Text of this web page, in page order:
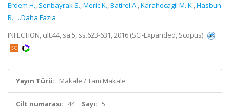
Erdem H., Senbayrak S.,Meric K.,Batirel A.,Karahocagil M. K.,Hasbun
R., ...Daha Fazla
INFECTION, cilt.44, sa.5, ss.623-631, 2016 (SCI-Expanded, Scopus)
Yayın Türü: Makale / Tam Makale
Cilt numarası: 44 Sayı: 5